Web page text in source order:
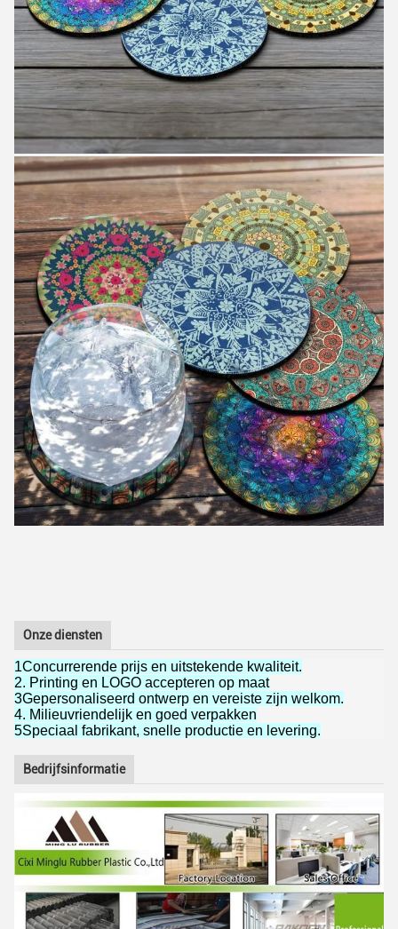
Onze diensten
1Concurrerende prijs en uitstekende kwaliteit.
2. Printing en LOGO accepteren op maat
3Gepersonaliseerd ontwerp en vereiste zijn welkom.
4. Milieuvriendelijk en goed verpakken
5Speciaal fabrikant, snelle productie en levering.
Bedrijfsinformatie